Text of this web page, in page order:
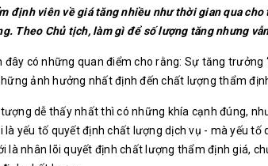
định viên về giá tăng nhiều như thời gian qua
Theo Chủ tịch, làm gì để số lượng tăng nhưng
đây có những quan điểm cho rằng: Sự tăng trưởng
ảnh hưởng nhất định đến chất lượng thẩm
dễ thấy nhất thì có những khía cạnh đúng,
yếu tố quyết định chất lượng dịch vụ - mà yếu tố
là nhân lõi quyết định chất lượng thẩm định giá,